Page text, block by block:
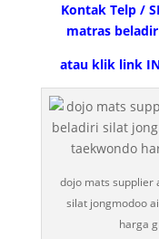
Kontak Telp /
matras
atau klik link
dojo mats supplier
silat jongmodoo
harga